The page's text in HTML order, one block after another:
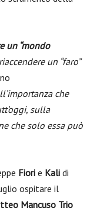
un “mondo
un “faro”
che
sulla
che solo essa può
Fiori e Kali di
ospitare il
Mancuso Trio